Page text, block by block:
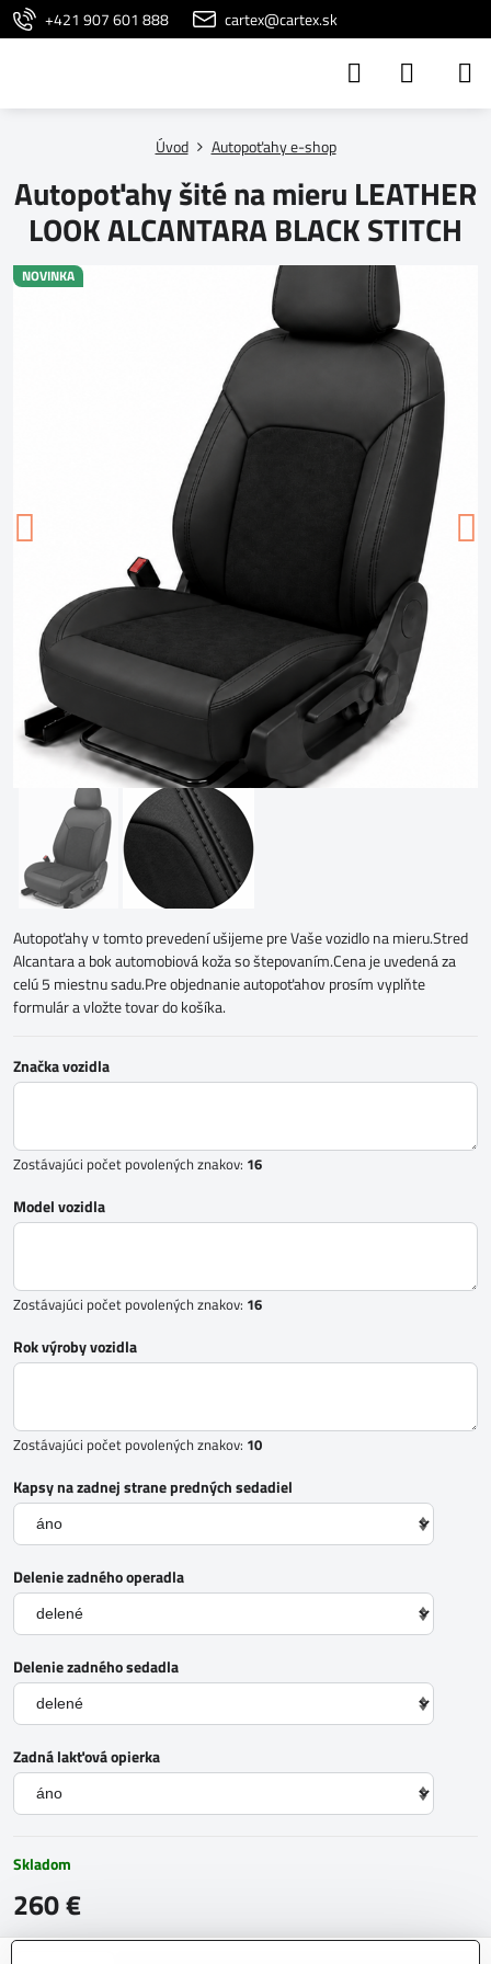
+421 907 601 888 cartex@cartex.sk
NOVINKA
Úvod Autopoťahy e-shop
Autopoťahy šité na mieru LEATHER
LOOK ALCANTARA BLACK STITCH
Autopoťahy v tomto prevedení ušijeme pre Vaše vozidlo na mieru.Stred
Alcantara a bok automobiová koža so štepovaním.Cena je uvedená za
celú 5 miestnu sadu.Pre objednanie autopoťahov prosím vyplňte
formulár a vložte tovar do košíka.
Značka vozidla
Zostávajúci počet povolených znakov: 16
Model vozidla
Zostávajúci počet povolených znakov: 16
Rok výroby vozidla
Zostávajúci počet povolených znakov: 10
Kapsy na zadnej strane predných sedadiel
Delenie zadného operadla
Delenie zadného sedadla
Zadná lakťová opierka
Skladom
260 €